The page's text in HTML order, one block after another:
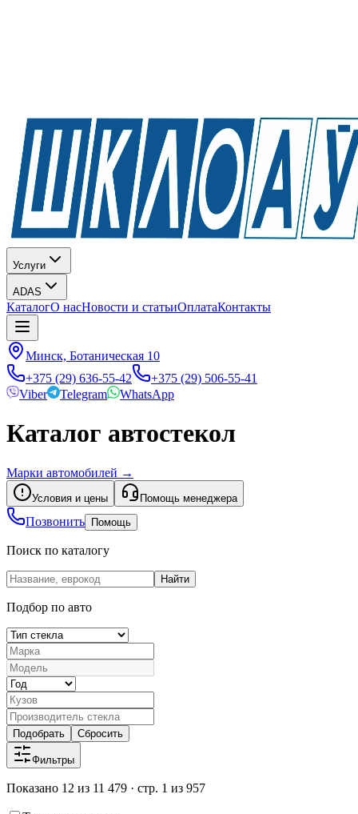
Услуги
ADAS
КаталогО насНовости и статьиОплатаКонтакты
Минск, Ботаническая 10
+375 (29) 636-55-42
+375 (29) 506-55-41
Viber
Telegram WhatsApp
Каталог автостекол
Марки автомобилей →
Условия и цены Помощь менеджера
Позвонить Помощь
Поиск по каталогу
Найти
Подбор по авто
Подобрать Сбросить
Фильтры
Показано 12 из 11 479 · стр. 1 из 957